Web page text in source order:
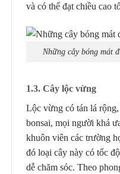
và có thể đạt chiều cao
Những cây bóng mát
1.3. Cây lộc vừng
Lộc vừng có tán lá
bonsai, mọi người khá
khuôn viên các trường
đó loại cây này có tốc
dễ chăm sóc. Theo